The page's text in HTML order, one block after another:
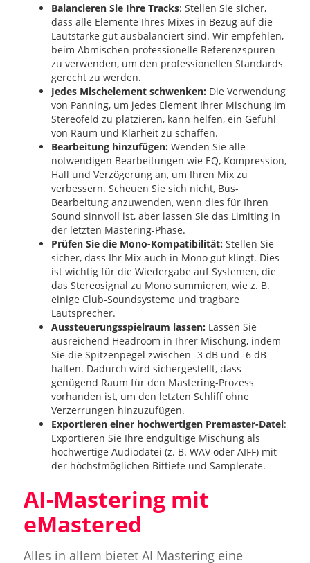
Balancieren Sie Ihre Tracks: Stellen Sie sicher,
dass alle Elemente Ihres Mixes in Bezug auf die
Lautstärke gut ausbalanciert sind. Wir empfehlen,
beim Abmischen professionelle Referenzspuren
zu verwenden, um den professionellen Standards
gerecht zu werden.
Jedes Mischelement schwenken: Die Verwendung
von Panning, um jedes Element Ihrer Mischung im
Stereofeld zu platzieren, kann helfen, ein Gefühl
von Raum und Klarheit zu schaffen.
Bearbeitung hinzufügen: Wenden Sie alle
notwendigen Bearbeitungen wie EQ, Kompression,
Hall und Verzögerung an, um Ihren Mix zu
verbessern. Scheuen Sie sich nicht, Bus-
Bearbeitung anzuwenden, wenn dies für Ihren
Sound sinnvoll ist, aber lassen Sie das Limiting in
der letzten Mastering-Phase.
Prüfen Sie die Mono-Kompatibilität: Stellen Sie
sicher, dass Ihr Mix auch in Mono gut klingt. Dies
ist wichtig für die Wiedergabe auf Systemen, die
das Stereosignal zu Mono summieren, wie z. B.
einige Club-Soundsysteme und tragbare
Lautsprecher.
Aussteuerungsspielraum lassen: Lassen Sie
ausreichend Headroom in Ihrer Mischung, indem
Sie die Spitzenpegel zwischen -3 dB und -6 dB
halten. Dadurch wird sichergestellt, dass
genügend Raum für den Mastering-Prozess
vorhanden ist, um den letzten Schliff ohne
Verzerrungen hinzuzufügen.
Exportieren einer hochwertigen Premaster-Datei:
Exportieren Sie Ihre endgültige Mischung als
hochwertige Audiodatei (z. B. WAV oder AIFF) mit
der höchstmöglichen Bittiefe und Samplerate.
AI-Mastering mit
eMastered
Alles in allem bietet AI Mastering eine